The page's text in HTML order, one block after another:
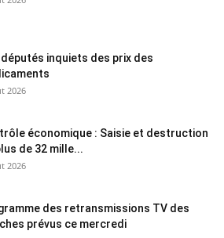
députés inquiets des prix des
2026
économique : Saisie et destruction
de 32 mille...
2026
des retransmissions TV des
prévus ce mercredi